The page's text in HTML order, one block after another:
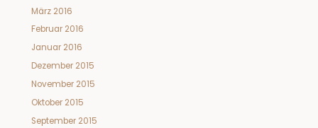
März 2016
Februar 2016
Januar 2016
Dezember 2015
November 2015
Oktober 2015
September 2015